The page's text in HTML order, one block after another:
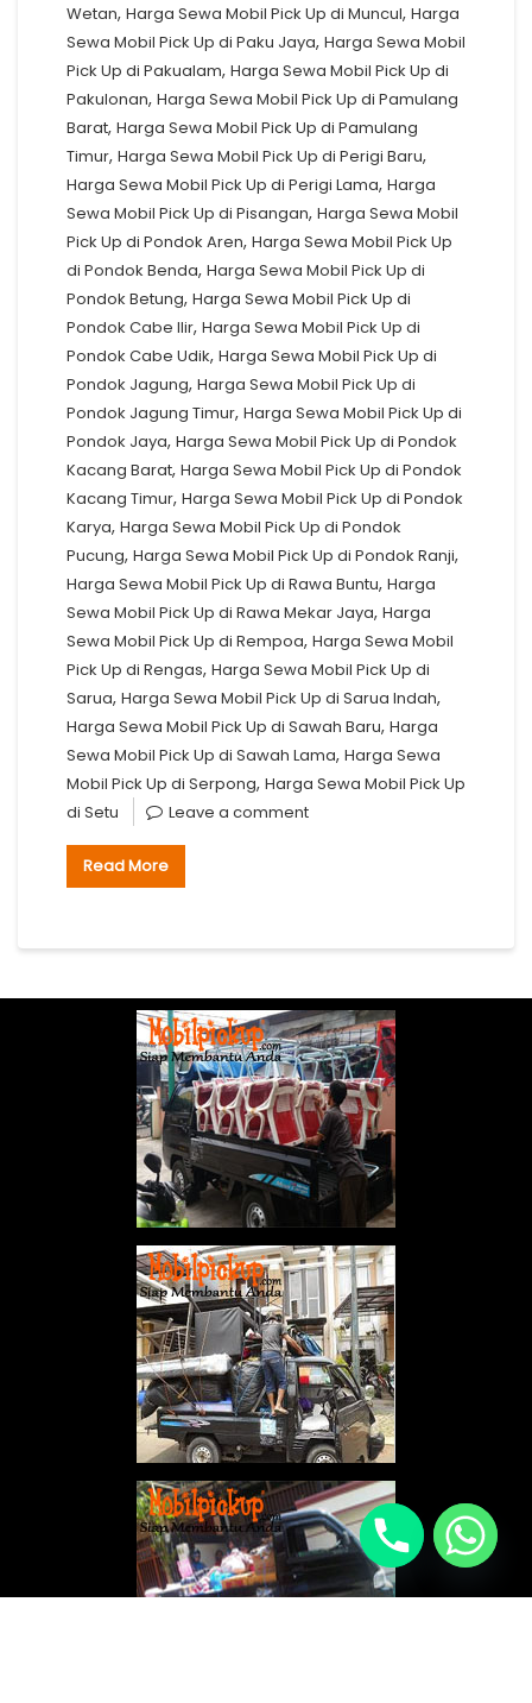
Wetan, Harga Sewa Mobil Pick Up di Muncul, Harga
Sewa Mobil Pick Up di Paku Jaya, Harga Sewa Mobil
Pick Up di Pakualam, Harga Sewa Mobil Pick Up di
Pakulonan, Harga Sewa Mobil Pick Up di Pamulang
Barat, Harga Sewa Mobil Pick Up di Pamulang
Timur, Harga Sewa Mobil Pick Up di Perigi Baru,
Harga Sewa Mobil Pick Up di Perigi Lama, Harga
Sewa Mobil Pick Up di Pisangan, Harga Sewa Mobil
Pick Up di Pondok Aren, Harga Sewa Mobil Pick Up
di Pondok Benda, Harga Sewa Mobil Pick Up di
Pondok Betung, Harga Sewa Mobil Pick Up di
Pondok Cabe Ilir, Harga Sewa Mobil Pick Up di
Pondok Cabe Udik, Harga Sewa Mobil Pick Up di
Pondok Jagung, Harga Sewa Mobil Pick Up di
Pondok Jagung Timur, Harga Sewa Mobil Pick Up di
Pondok Jaya, Harga Sewa Mobil Pick Up di Pondok
Kacang Barat, Harga Sewa Mobil Pick Up di Pondok
Kacang Timur, Harga Sewa Mobil Pick Up di Pondok
Karya, Harga Sewa Mobil Pick Up di Pondok
Pucung, Harga Sewa Mobil Pick Up di Pondok Ranji,
Harga Sewa Mobil Pick Up di Rawa Buntu, Harga
Sewa Mobil Pick Up di Rawa Mekar Jaya, Harga
Sewa Mobil Pick Up di Rempoa, Harga Sewa Mobil
Pick Up di Rengas, Harga Sewa Mobil Pick Up di
Sarua, Harga Sewa Mobil Pick Up di Sarua Indah,
Harga Sewa Mobil Pick Up di Sawah Baru, Harga
Sewa Mobil Pick Up di Sawah Lama, Harga Sewa
Mobil Pick Up di Serpong, Harga Sewa Mobil Pick Up
di Setu
Leave a comment
Read More